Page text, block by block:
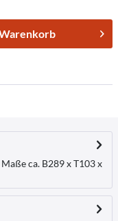
ca. B289 x T103 x